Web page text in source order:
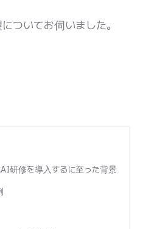
ついてお伺いました。
研修を導入するに至った背景